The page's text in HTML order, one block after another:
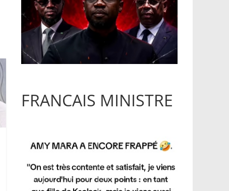
FRANCAIS MINISTRE